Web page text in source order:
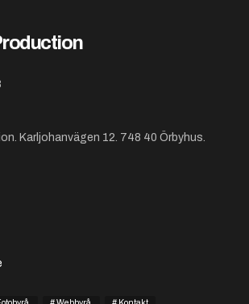
Karljohanvägen 12. 748 40 Örbyhus.